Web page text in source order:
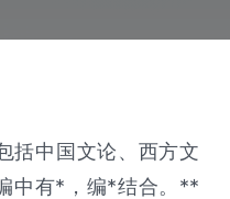
括中国文论、西方文
中有*，编*结合。**